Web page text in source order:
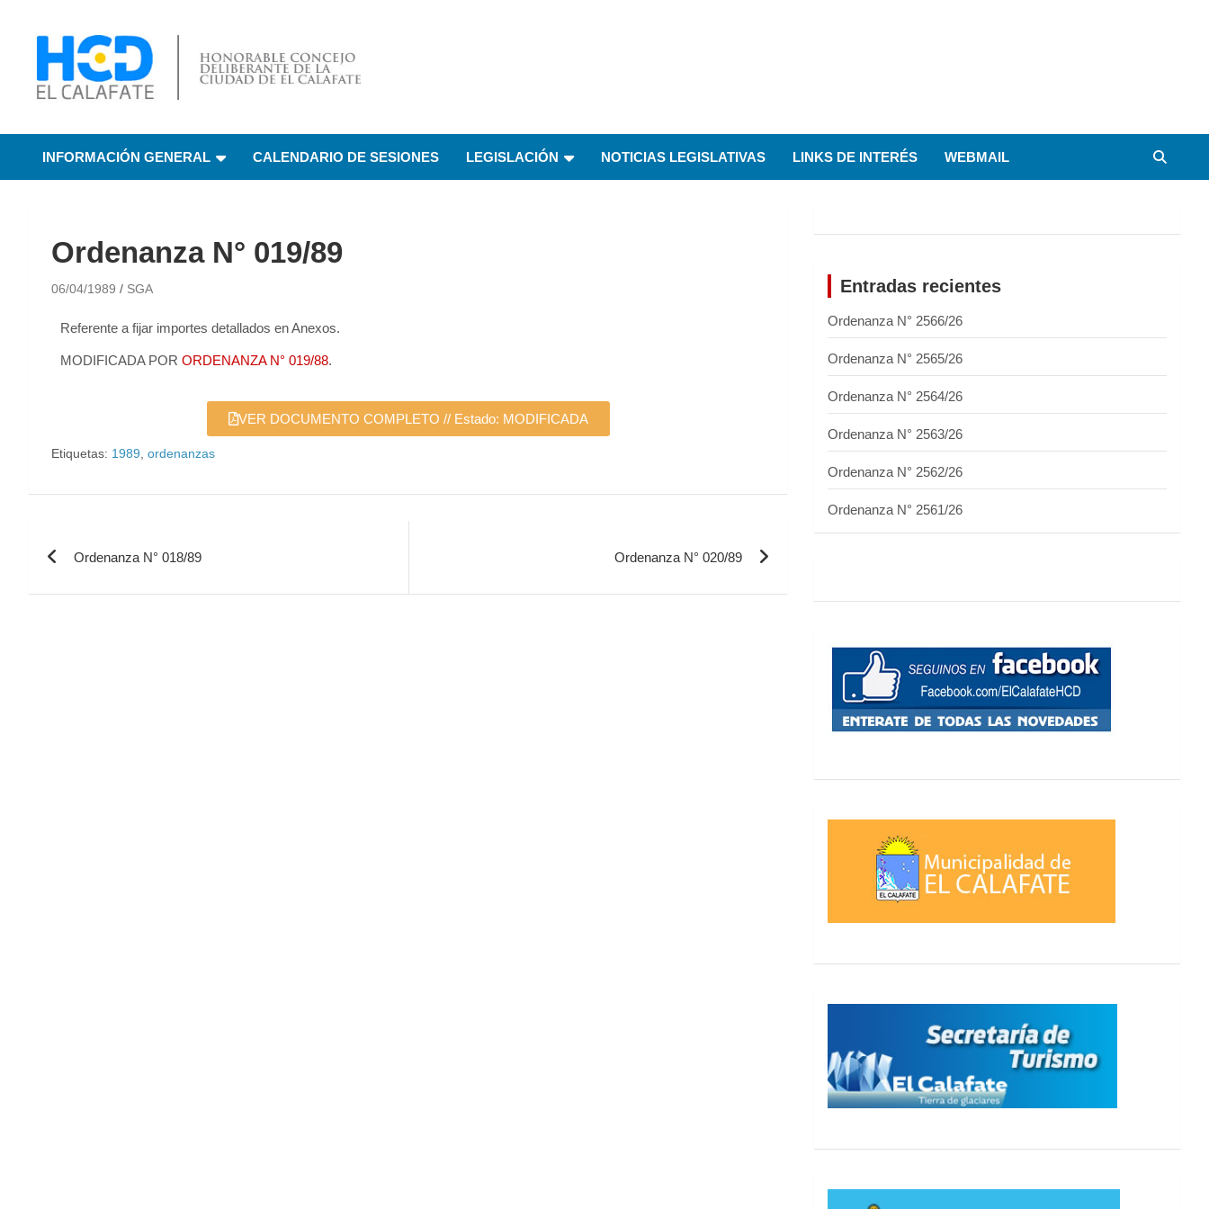
Honorable Concejo
Deliberante de El
INFORMACIÓN GENERAL CALENDARIO DE SESIONES LEGISLACIÓN NOTICIAS LEGISLATIVAS LINKS DE INTERÉS WEBMAIL
Ordenanza N° 019/89
06/04/1989 SGA
Referente a fijar importes detallados en Anexos.
MODIFICADA POR ORDENANZA N° 019/88.
VER DOCUMENTO COMPLETO // Estado: MODIFICADA
Etiquetas: 1989, ordenanzas
Ordenanza N° 018/89 Ordenanza N° 020/89
Entradas recientes
Ordenanza N° 2566/26
Ordenanza N° 2565/26
Ordenanza N° 2564/26
Ordenanza N° 2563/26
Ordenanza N° 2562/26
Ordenanza N° 2561/26